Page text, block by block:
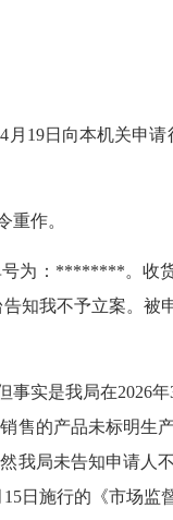
日向本机关申请
作。
为：********。收
知我不予立案。
是我局在2026年
售的产品未标明生
我局未告知申请人
日施行的《市场